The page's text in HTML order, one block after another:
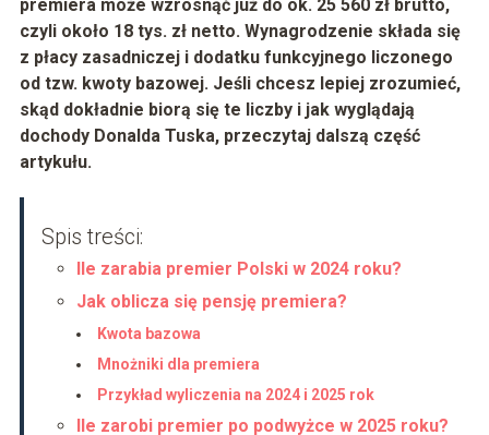
premiera może wzrosnąć już do ok. 25 560 zł brutto,
czyli około 18 tys. zł netto. Wynagrodzenie składa się
z płacy zasadniczej i dodatku funkcyjnego liczonego
od tzw. kwoty bazowej. Jeśli chcesz lepiej zrozumieć,
skąd dokładnie biorą się te liczby i jak wyglądają
dochody Donalda Tuska, przeczytaj dalszą część
artykułu.
Spis treści:
Ile zarabia premier Polski w 2024 roku?
Jak oblicza się pensję premiera?
Kwota bazowa
Mnożniki dla premiera
Przykład wyliczenia na 2024 i 2025 rok
Ile zarobi premier po podwyżce w 2025 roku?